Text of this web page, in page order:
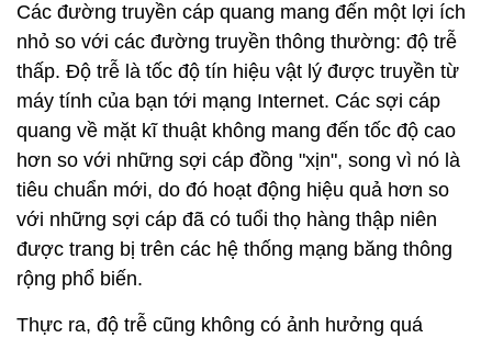
Các đường truyền cáp quang mang đến một lợi ích
nhỏ so với các đường truyền thông thường: độ trễ
thấp. Độ trễ là tốc độ tín hiệu vật lý được truyền từ
máy tính của bạn tới mạng Internet. Các sợi cáp
quang về mặt kĩ thuật không mang đến tốc độ cao
hơn so với những sợi cáp đồng "xịn", song vì nó là
tiêu chuẩn mới, do đó hoạt động hiệu quả hơn so
với những sợi cáp đã có tuổi thọ hàng thập niên
được trang bị trên các hệ thống mạng băng thông
rộng phổ biến.
Thực ra, độ trễ cũng không có ảnh hưởng quá